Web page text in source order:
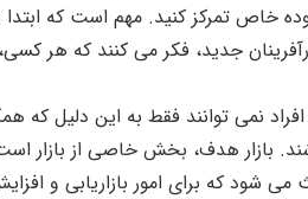
خاص تمرکز کنید. مهم است که
جدید، فکر می کنند که هر
نمی توانند فقط به این دلیل که
بازار هدف، بخش خاصی از بازار
می شود که برای امور بازاریابی و